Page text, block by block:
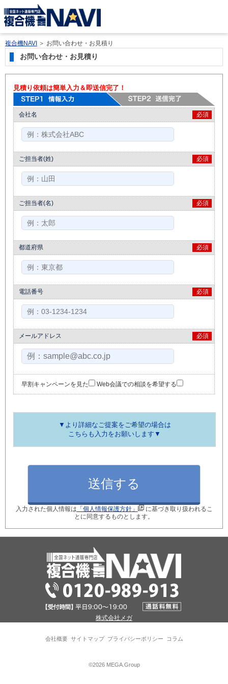
複合機NAVI ＞ お問い合わせ・お見積り
お問い合わせ・お見積り
見積り依頼は簡単入力＆即送信完了！
会社名 必須
ご担当者(姓) 必須
ご担当者(名) 必須
都道府県 必須
電話番号 必須
メールアドレス 必須
早割キャンペーンを見た Web会議での相談を希望する
▼より詳細なご提案をご希望の場合は
こちらも入力をお願いします▼
月間使用枚数_カラー
ご検討のきっかけ
※現在のコピー機の後継機種を選定します！
入力された個人情報は 「個人情報保護方針」
に基づき取り扱われるこ
とに同意するものとします。
株式会社メガ
会社概要 サイトマップ プライバシーポリシー コラム
©2026 MEGA.Group